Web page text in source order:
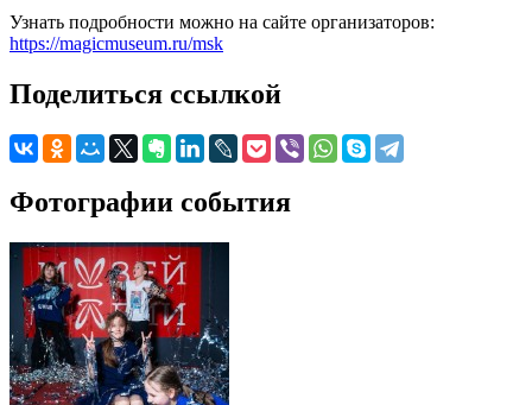
Узнать подробности можно на сайте организаторов:
https://magicmuseum.ru/msk
Поделиться ссылкой
Фотографии события